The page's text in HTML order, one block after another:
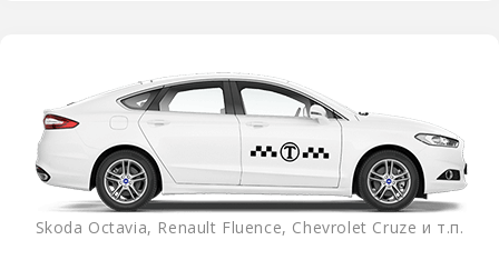
Skoda Octavia, Renault Fluence, Chevrolet Cruze и т.п.